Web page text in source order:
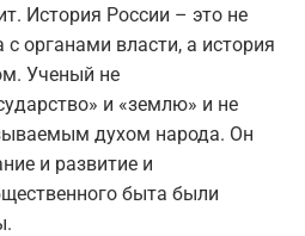
История России – это не
с органами власти, а история
Ученый не
и «землю» и не
духом народа. Он
и развитие и
быта были